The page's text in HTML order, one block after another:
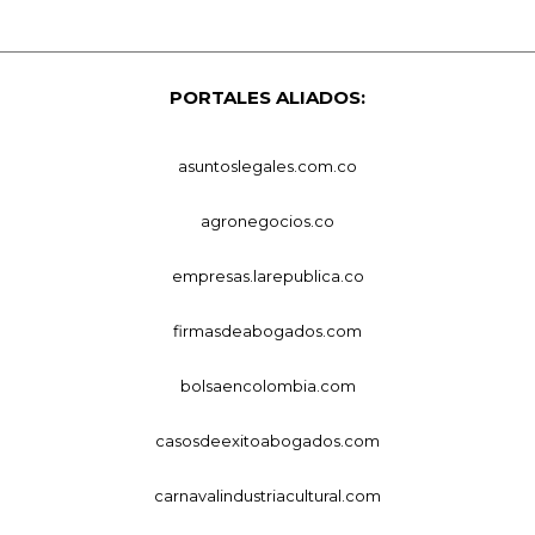
PORTALES ALIADOS:
asuntoslegales.com.co
agronegocios.co
empresas.larepublica.co
firmasdeabogados.com
bolsaencolombia.com
casosdeexitoabogados.com
carnavalindustriacultural.com